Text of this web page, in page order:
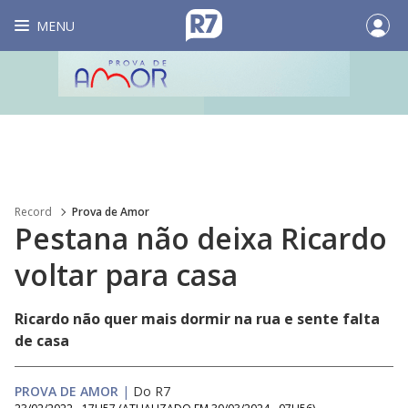
MENU
Record Prova de Amor
Pestana não deixa Ricardo
voltar para casa
Ricardo não quer mais dormir na rua e sente falta
de casa
PROVA DE AMOR | Do R7